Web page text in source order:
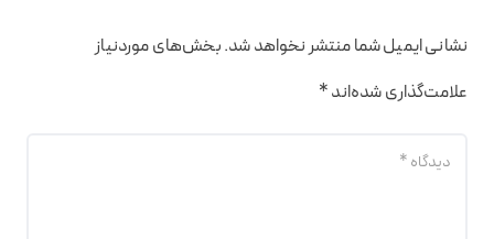
نشانی ایمیل شما منتشر نخواهد شد.بخش‌های موردنیاز
علامت‌گذاری شده‌اند*